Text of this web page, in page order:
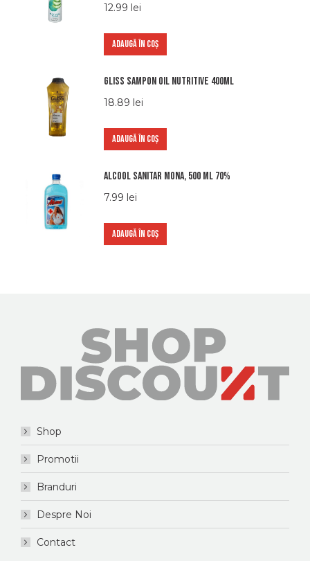
12.99 lei
ADAUGĂ ÎN COȘ
Gliss Sampon Oil Nutritive 400ml
18.89 lei
ADAUGĂ ÎN COȘ
Alcool sanitar Mona, 500 ml 70%
7.99 lei
ADAUGĂ ÎN COȘ
Shop
Promotii
Branduri
Despre Noi
Contact